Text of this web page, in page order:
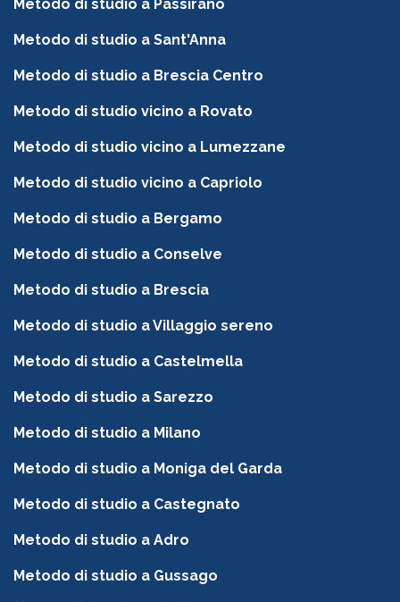
Metodo di studio a Passirano
Metodo di studio a Sant'Anna
Metodo di studio a Brescia Centro
Metodo di studio vicino a Rovato
Metodo di studio vicino a Lumezzane
Metodo di studio vicino a Capriolo
Metodo di studio a Bergamo
Metodo di studio a Conselve
Metodo di studio a Brescia
Metodo di studio a Villaggio sereno
Metodo di studio a Castelmella
Metodo di studio a Sarezzo
Metodo di studio a Milano
Metodo di studio a Moniga del Garda
Metodo di studio a Castegnato
Metodo di studio a Adro
Metodo di studio a Gussago